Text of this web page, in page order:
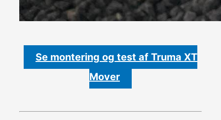
Se montering og test af Truma XT
Mover